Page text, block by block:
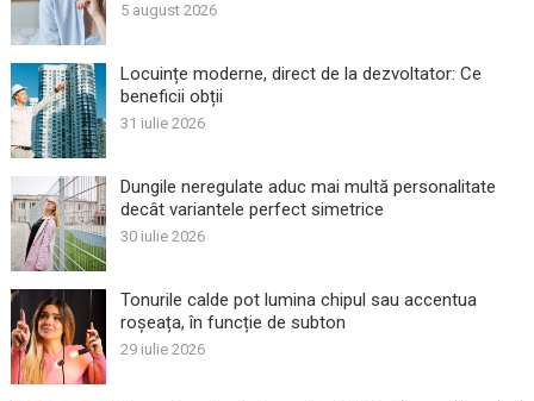
5 august 2026
Locuințe moderne, direct de la dezvoltator: Ce
beneficii obții
31 iulie 2026
Dungile neregulate aduc mai multă personalitate
decât variantele perfect simetrice
30 iulie 2026
Tonurile calde pot lumina chipul sau accentua
roșeața, în funcție de subton
29 iulie 2026